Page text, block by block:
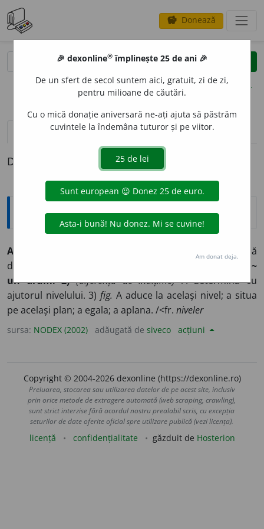
savings Donează
clear
opțiuni
definiții (1) pronunțievolume_up (1)
Definiția cu ID-ul 344879:
Explicative DEX
A NIVEL
A face să
devină neted; a netezi; a îndrepta; a aplana; a egala. ~
un drum. 2) (diferența de înălțime)A determina cu
ajutorul nivelului. 3)fig. A aduce la același nivel; a situa
pe același plan; a egala; a aplana. /<fr. niveler
sursa: NODEX (2002) adăugată de siveco acțiuni
Copyright © 2004-2026 dexonline (https://dexonline.ro)
Preluarea, stocarea sau utilizarea datelor de pe acest site, inclusiv
prin orice metode de extragere automată (web scraping, crawling),
sunt strict interzise fără acordul nostru prealabil scris, cu excepția
seturilor de date oferite oficial spre utilizare publică (vezi licența).
licență confidențialitate găzduit de Hosterion
🎉 dexonline® împlinește 25 de ani 🎉
De un sfert de secol suntem aici, gratuit, zi de zi,
pentru milioane de căutări.
Cu o mică donație aniversară ne-ați ajuta să păstrăm
cuvintele la îndemâna tuturor și pe viitor.
Am donat deja.